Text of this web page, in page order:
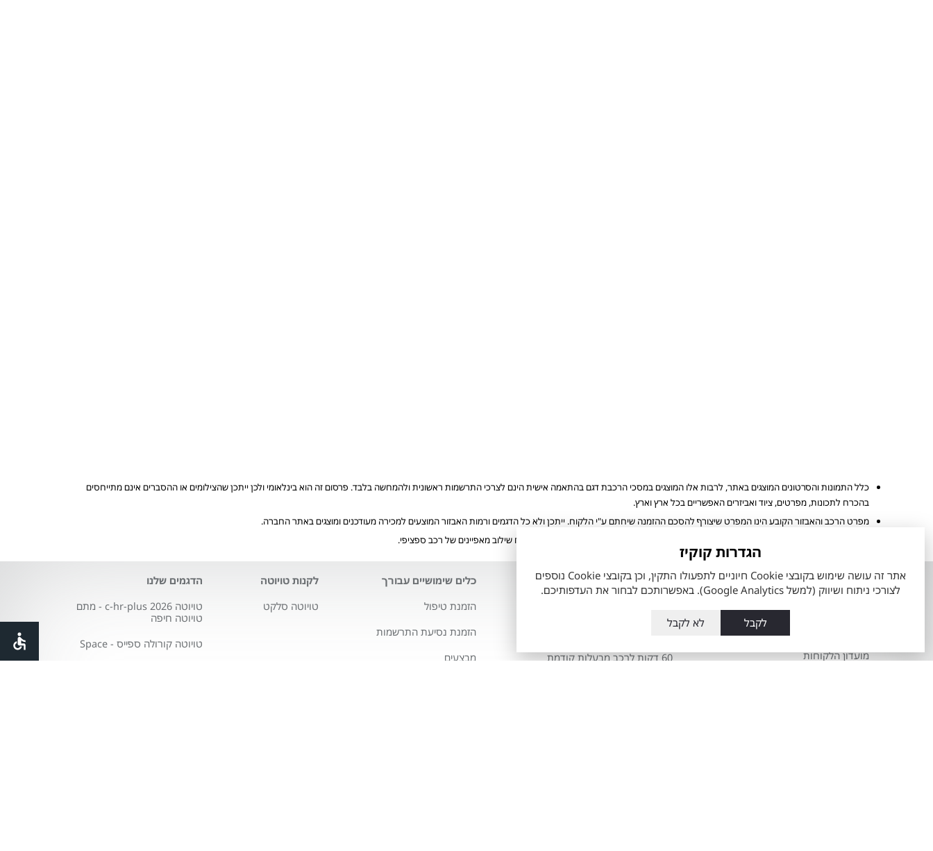
כלל התמונות והסרטונים המוצגים באתר, לרבות אלו המוצגים במסכי הרכבת דגם בהתאמה אישית הינם לצרכי התרשמות ראשונית ולהמחשה בלבד. פרסום זה הוא בינלאומי ולכן ייתכן שהצילומים או ההסברים אינם מתייחסים
בהכרח לתכונות, מפרטים, ציוד ואביזרים האפשריים בכל ארץ וארץ.
מפרט הרכב והאבזור הקובע הינו המפרט שיצורף להסכם ההזמנה שיחתם ע"י הלקוח. ייתכן ולא כל הדגמים ורמות האבזור המוצעים למכירה מעודכנים ומוצגים באתר החברה.
הערכים המוצגים הינם הגבוהים ביותר או הנמוכים ביותר לפי סוגי המנוע הזמינים, ואינם מייצגים בהכרח שילוב מאפיינים של רכב ספציפי.
אודות
מועדון הלקוחות
השירותים שלנו
60 דקות לרכב מבעלות קודמת
כלים שימושיים עבורך
הזמנת טיפול
הזמנת נסיעת התרשמות
מבצעים
לקנות טויוטה
טויוטה סלקט
הדגמים שלנו
טויוטה c-hr-plus 2026 - מתם
טויוטה חיפה
טויוטה קורולה ספייס - Space
הגדרות קוקיז
אתר זה עושה שימוש בקובצי Cookie חיוניים לתפעולו התקין, וכן בקובצי Cookie נוספים
לצורכי ניתוח ושיווק (למשל Google Analytics). באפשרותכם לבחור את העדפותיכם.
לקבל לא לקבל